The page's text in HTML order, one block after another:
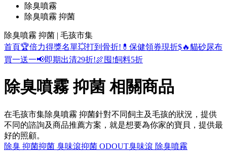
除臭噴霧
除臭噴霧 抑菌
除臭噴霧 抑菌 | 毛孩市集
首頁🏆倍力得獎名單💥打到骨折! 💊保健領券現折$🔥貓砂尿布
買一送一📢即期出清29折!🍖囤!飼料5折
除臭噴霧 抑菌 相關商品
在毛孩市集除臭噴霧 抑菌針對不同飼主及毛孩的狀況，提供
不同的諮詢及商品推薦方案，就是想要為你家的寶貝，提供最
好的照顧。
除臭 抑菌抑菌 臭味滾抑菌 ODOUT臭味滾 除臭噴霧